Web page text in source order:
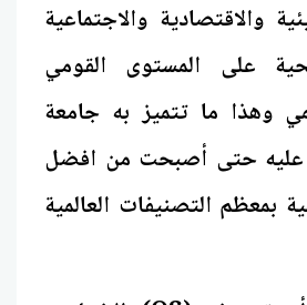
والاقتصادية والاجتماعية
على المستوى القومي
وهذا ما تتميز به جامعة
عليه حتى أصبحت من افضل
بمعظم التصنيفات العالمية